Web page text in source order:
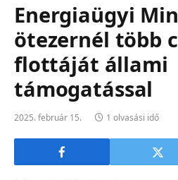
Energiaügyi
ötezernél több
flottáját állami
támogatással
2025. február 15. 1 olvasási idő